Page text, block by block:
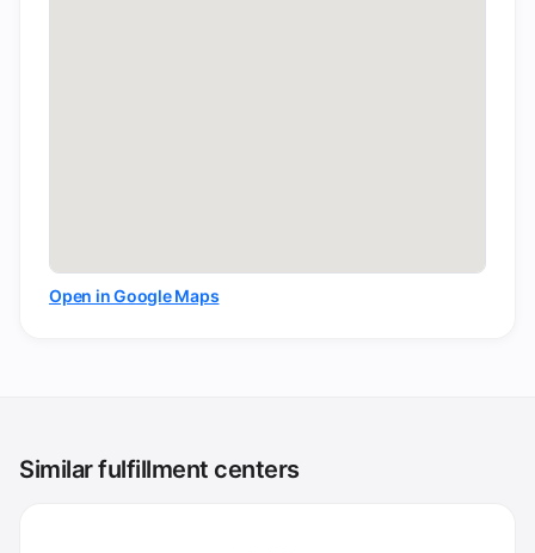
Open in Google Maps
Similar fulfillment centers